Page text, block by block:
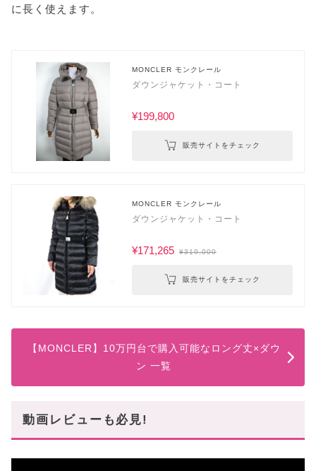
に長く使えます。
MONCLER モンクレール
ダウンジャケット・コート
¥199,800
販売サイトをチェック
MONCLER モンクレール
ダウンジャケット・コート
¥171,265 ¥319,000
販売サイトをチェック
【MONCLER】10万円台で購入可能なロング丈×ダウ
ン 一覧
動画レビューも必見!